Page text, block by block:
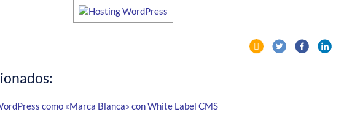
como «Marca Blanca» con White Label CMS